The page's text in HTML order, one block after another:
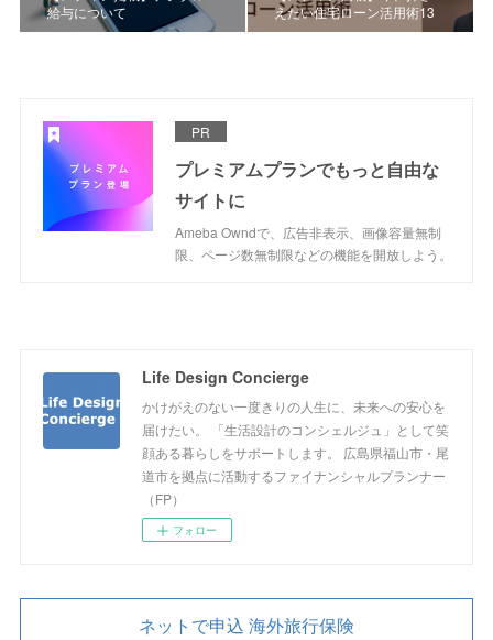
給与について
えたい住宅ローン活用術13
PR
プレミアムプランでもっと自由な
サイトに
Ameba Owndで、広告非表示、画像容量無制
限、ページ数無制限などの機能を開放しよう。
Life Design Concierge
かけがえのない一度きりの人生に、未来への安心を
届けたい。 「生活設計のコンシェルジュ」として笑
顔ある暮らしをサポートします。 広島県福山市・尾
道市を拠点に活動するファイナンシャルプランナー
（FP）
フォロー
ネットで申込 海外旅行保険